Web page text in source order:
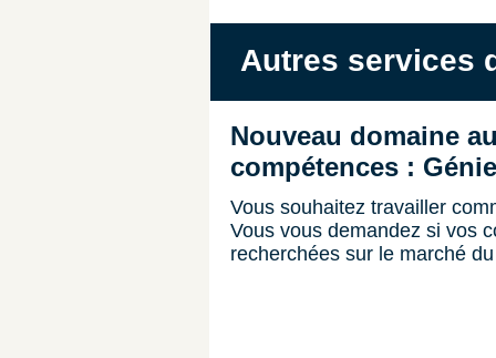
Autres services
Nouveau domaine
compétences :
Vous souhaitez travailler
Vous vous demandez si vos
recherchées sur le marché